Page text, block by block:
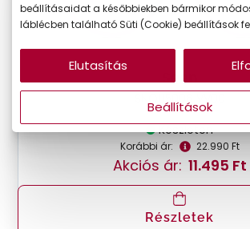
Seen
SNOU5006 VV00
Készleten
Korábbi ár: 22.990 Ft
Akciós ár: 11.495 Ft
Részletek
beállításaidat a későbbiekben bármikor
láblécben található Süti (Cookie) beállítások
Beállítások
Elutasítás